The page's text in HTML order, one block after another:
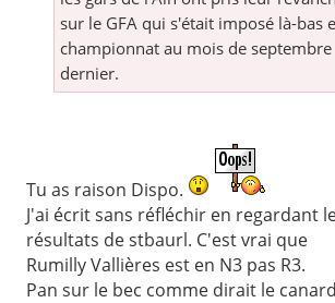
sur le GFA qui s'était imposé là-bas
championnat au mois de septembre
dernier.
Tu as raison Dispo.
J'ai écrit sans réfléchir en regardant
résultats de stbaurl. C'est vrai que
Rumilly Vallières est en N3 pas R3.
Pan sur le bec comme dirait le